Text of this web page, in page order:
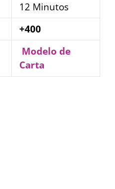
12 Minutos
+400
Modelo de
Carta